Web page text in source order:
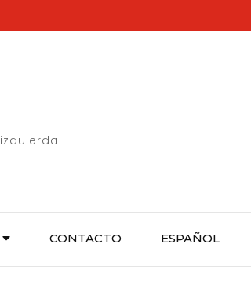
CONTACTO ESPAÑOL